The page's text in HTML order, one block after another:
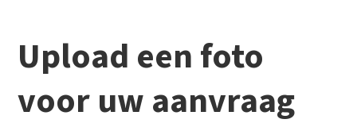
Upload een foto
voor uw aanvraag